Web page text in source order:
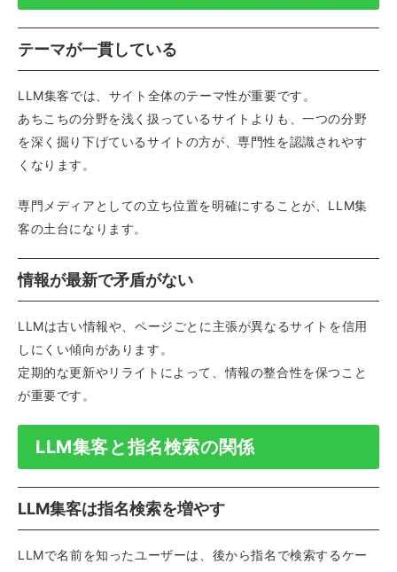
テーマが一貫している
LLM集客では、サイト全体のテーマ性が重要です。
あちこちの分野を浅く扱っているサイトよりも、一つの分野
を深く掘り下げているサイトの方が、専門性を認識されやす
くなります。
専門メディアとしての立ち位置を明確にすることが、LLM集
客の土台になります。
情報が最新で矛盾がない
LLMは古い情報や、ページごとに主張が異なるサイトを信用
しにくい傾向があります。
定期的な更新やリライトによって、情報の整合性を保つこと
が重要です。
LLM集客と指名検索の関係
LLM集客は指名検索を増やす
LLMで名前を知ったユーザーは、後から指名で検索するケー